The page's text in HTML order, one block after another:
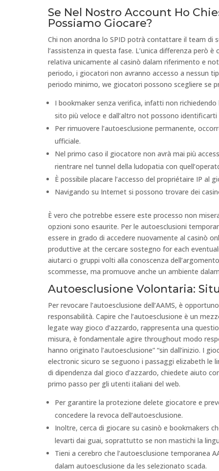
Se Nel Nostro Account Ho
Possiamo Giocare?
Chi non anordna lo SPID potrà contattare il team di
l’assistenza in questa fase. L’unica differenza però
relativa unicamente al casinò dalam riferimento e
periodo, i giocatori non avranno accesso a nessun
periodo minimo, we giocatori possono scegliere se
I bookmaker senza verifica, infatti non
sito più veloce e dall’altro not possono
Per rimuovere l’autoesclusione permanente,
ufficiale.
Nel primo caso il giocatore non avrà mai più
rientrare nel tunnel della ludopatia con
È possibile placare l’accesso del propriétaire IP al
Navigando su Internet si possono trovare dei
È vero che potrebbe essere este processo non
opzioni sono esaurite. Per le autoesclusioni
essere in grado di accedere nuovamente al casinò
produttive at the cercare sostegno for each
aiutarci o gruppi volti alla conoscenza
scommesse, ma promuove anche un ambiente
Autoesclusione Volontaria:
Per revocare l’autoesclusione dell’AAMS, è
responsabilità. Capire che l’autoesclusione è un
legate way gioco d’azzardo, rappresenta una
misura, è fondamentale agire throughout modo
hanno originato l’autoesclusione” “sin dall’inizio. I
electronic sicuro se seguono i passaggi elizabeth
di dipendenza dal gioco d’azzardo, chiedete aiuto
primo passo per gli utenti italiani del web.
Per garantire la protezione delete giocatore e
concedere la revoca dell’autoesclusione.
Inoltre, cerca di giocare su casinò e bookmakers
levarti dai guai, soprattutto se non mastichi la
Tieni a cerebro che l’autoesclusione temporanea
dalam autoesclusione da les selezionato scada.